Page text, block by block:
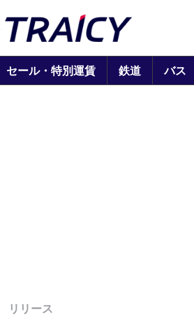
セール・特別運賃 鉄道 バス
リリース